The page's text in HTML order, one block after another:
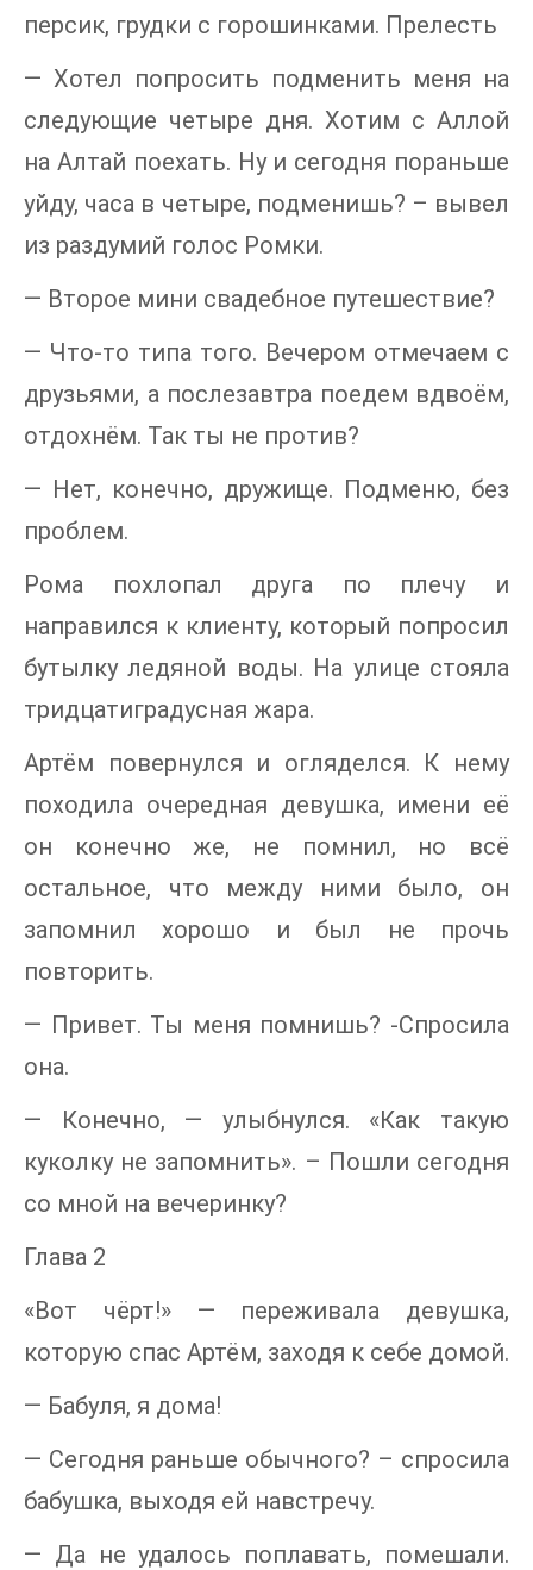
персик, грудки с горошинками. Прелесть
— Хотел попросить подменить меня на
следующие четыре дня. Хотим с Аллой
на Алтай поехать. Ну и сегодня пораньше
уйду, часа в четыре, подменишь? – вывел
из раздумий голос Ромки.
— Второе мини свадебное путешествие?
— Что-то типа того. Вечером отмечаем с
друзьями, а послезавтра поедем вдвоём,
отдохнём. Так ты не против?
— Нет, конечно, дружище. Подменю, без
проблем.
Рома похлопал друга по плечу и
направился к клиенту, который попросил
бутылку ледяной воды. На улице стояла
тридцатиградусная жара.
Артём повернулся и огляделся. К нему
походила очередная девушка, имени её
он конечно же, не помнил, но всё
остальное, что между ними было, он
запомнил хорошо и был не прочь
повторить.
— Привет. Ты меня помнишь? -Спросила
она.
— Конечно, — улыбнулся. «Как такую
куколку не запомнить». – Пошли сегодня
со мной на вечеринку?
Глава 2
«Вот чёрт!» — переживала девушка,
которую спас Артём, заходя к себе домой.
— Бабуля, я дома!
— Сегодня раньше обычного? – спросила
бабушка, выходя ей навстречу.
— Да не удалось поплавать, помешали.